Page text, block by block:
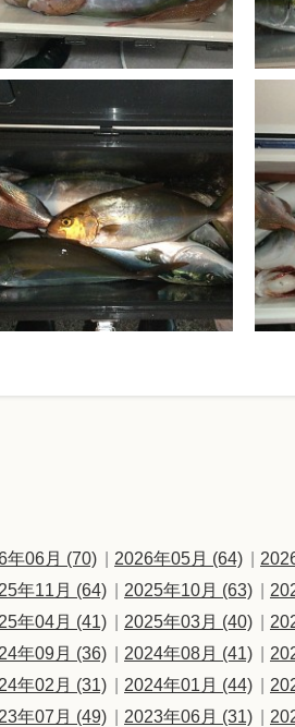
年06月 (70) 2026年05月 (64)
年11月 (64)
2025年10月 (63)
年04月 (41)
2025年03月 (40)
年09月 (36)
2024年08月 (41)
年02月 (31)
2024年01月 (44)
年07月 (49)
2023年06月 (31)